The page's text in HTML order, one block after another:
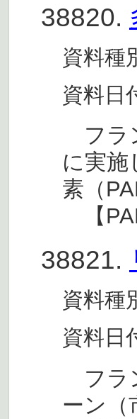
38820.
資料種
資料日
フラ
に実施
素（
【
38821.
資料種
資料日
フラ
ーン（